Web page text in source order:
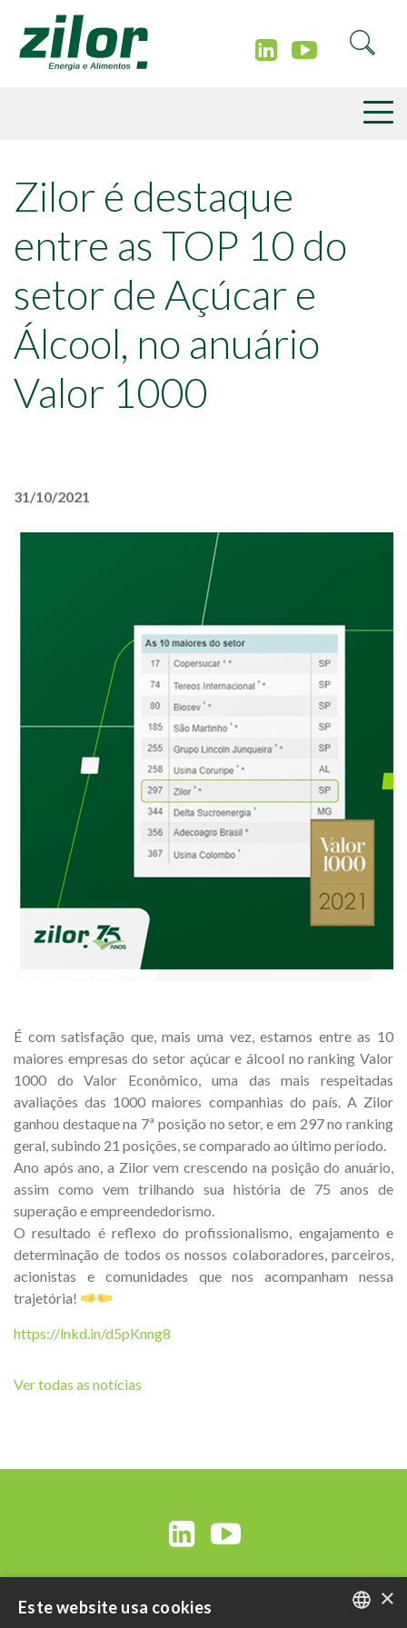
Zilor é destaque
entre as TOP 10 do
setor de Açúcar e
Álcool, no anuário
Valor 1000
31/10/2021
É com satisfação que, mais uma vez, estamos entre as 10
maiores empresas do setor açúcar e álcool no ranking Valor
1000 do Valor Econômico, uma das mais respeitadas
avaliações das 1000 maiores companhias do país. A Zilor
ganhou destaque na 7ª posição no setor, e em 297 no ranking
geral, subindo 21 posições, se comparado ao último período.
Ano após ano, a Zilor vem crescendo na posição do anuário,
assim como vem trilhando sua história de 75 anos de
superação e empreendedorismo.
O resultado é reflexo do profissionalismo, engajamento e
determinação de todos os nossos colaboradores, parceiros,
acionistas e comunidades que nos acompanham nessa
trajetória!
https://lnkd.in/d5pKnng8
Ver todas as notícias
×
Este website usa cookies